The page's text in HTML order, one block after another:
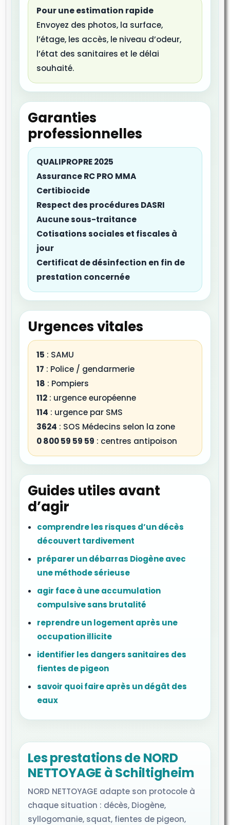
Pour une estimation rapide
Envoyez des photos, la surface,
l’étage, les accès, le niveau d’odeur,
l’état des sanitaires et le délai
souhaité.
Garanties
professionnelles
QUALIPROPRE 2025
Assurance RC PRO MMA
Certibiocide
Respect des procédures DASRI
Aucune sous-traitance
Cotisations sociales et fiscales à
jour
Certificat de désinfection en fin de
prestation concernée
Urgences vitales
15 : SAMU
17 : Police / gendarmerie
18 : Pompiers
112 : urgence européenne
114 : urgence par SMS
3624 : SOS Médecins selon la zone
0 800 59 59 59 : centres antipoison
Guides utiles avant
d’agir
comprendre les risques d’un décès
découvert tardivement
préparer un débarras Diogène avec
une méthode sérieuse
agir face à une accumulation
compulsive sans brutalité
reprendre un logement après une
occupation illicite
identifier les dangers sanitaires des
fientes de pigeon
savoir quoi faire après un dégât des
eaux
Les prestations de NORD
NETTOYAGE à Schiltigheim
NORD NETTOYAGE adapte son protocole à
chaque situation : décès, Diogène,
syllogomanie, squat, fientes de pigeon,